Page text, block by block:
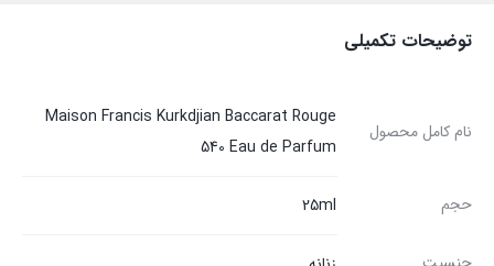
توضیحات تکمیلی
نام کامل محصول
Maison Francis Kurkdjian Baccarat Rouge
540 Eau de Parfum
حجم 25ml